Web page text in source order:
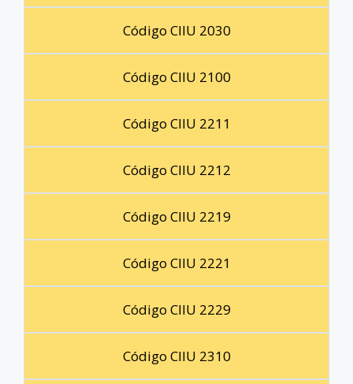
Código CIIU 2030
Código CIIU 2100
Código CIIU 2211
Código CIIU 2212
Código CIIU 2219
Código CIIU 2221
Código CIIU 2229
Código CIIU 2310